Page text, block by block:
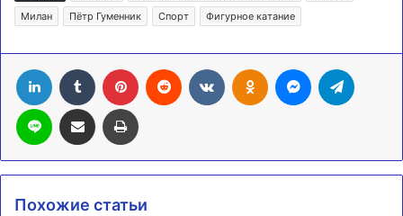
Милан
Пётр Гуменник Спорт Фигурное катание
LinkedIn Tumblr Pinterest Reddit ВконтактеОдноклассники
Messenger
Line Поделиться через электронную почту Печатать
Похожие статьи